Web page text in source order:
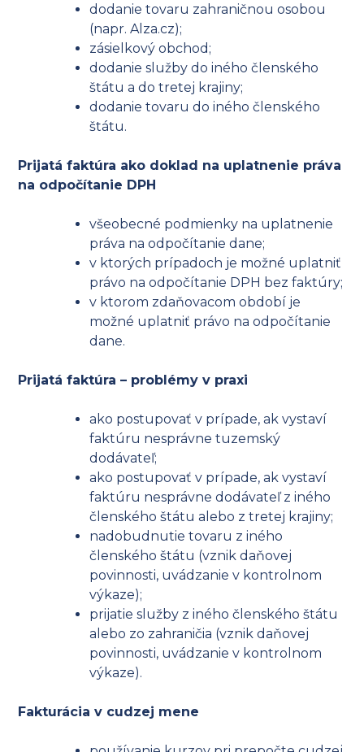
dodanie tovaru zahraničnou osobou
(napr. Alza.cz);
zásielkový obchod;
dodanie služby do iného členského
štátu a do tretej krajiny;
dodanie tovaru do iného členského
štátu.
Prijatá faktúra ako doklad na uplatnenie práva
na odpočítanie DPH
všeobecné podmienky na uplatnenie
práva na odpočítanie dane;
v ktorých prípadoch je možné uplatniť
právo na odpočítanie DPH bez faktúry;
v ktorom zdaňovacom období je
možné uplatniť právo na odpočítanie
dane.
Prijatá faktúra – problémy v praxi
ako postupovať v prípade, ak vystaví
faktúru nesprávne tuzemský
dodávateľ;
ako postupovať v prípade, ak vystaví
faktúru nesprávne dodávateľ z iného
členského štátu alebo z tretej krajiny;
nadobudnutie tovaru z iného
členského štátu (vznik daňovej
povinnosti, uvádzanie v kontrolnom
výkaze);
prijatie služby z iného členského štátu
alebo zo zahraničia (vznik daňovej
povinnosti, uvádzanie v kontrolnom
výkaze).
Fakturácia v cudzej mene